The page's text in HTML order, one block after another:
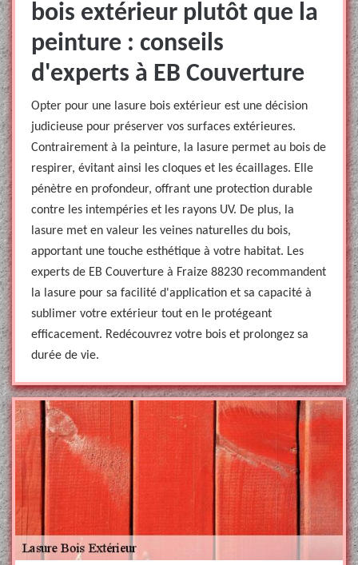
bois extérieur plutôt que la
peinture : conseils
d'experts à EB Couverture
Opter pour une lasure bois extérieur est une décision
judicieuse pour préserver vos surfaces extérieures.
Contrairement à la peinture, la lasure permet au bois de
respirer, évitant ainsi les cloques et les écaillages. Elle
pénètre en profondeur, offrant une protection durable
contre les intempéries et les rayons UV. De plus, la
lasure met en valeur les veines naturelles du bois,
apportant une touche esthétique à votre habitat. Les
experts de EB Couverture à Fraize 88230 recommandent
la lasure pour sa facilité d'application et sa capacité à
sublimer votre extérieur tout en le protégeant
efficacement. Redécouvrez votre bois et prolongez sa
durée de vie.